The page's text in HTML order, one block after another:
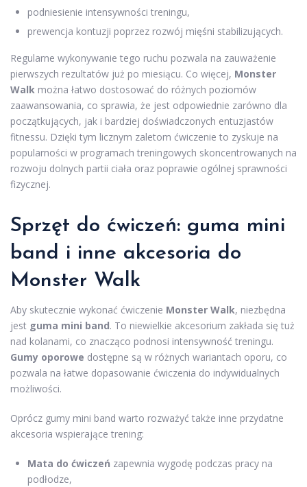
podniesienie intensywności treningu,
prewencja kontuzji poprzez rozwój mięśni stabilizujących.
Regularne wykonywanie tego ruchu pozwala na zauważenie
pierwszych rezultatów już po miesiącu. Co więcej, Monster
Walk można łatwo dostosować do różnych poziomów
zaawansowania, co sprawia, że jest odpowiednie zarówno dla
początkujących, jak i bardziej doświadczonych entuzjastów
fitnessu. Dzięki tym licznym zaletom ćwiczenie to zyskuje na
popularności w programach treningowych skoncentrowanych na
rozwoju dolnych partii ciała oraz poprawie ogólnej sprawności
fizycznej.
Sprzęt do ćwiczeń: guma mini
band i inne akcesoria do
Monster Walk
Aby skutecznie wykonać ćwiczenie Monster Walk, niezbędna
jest guma mini band. To niewielkie akcesorium zakłada się tuż
nad kolanami, co znacząco podnosi intensywność treningu.
Gumy oporowe dostępne są w różnych wariantach oporu, co
pozwala na łatwe dopasowanie ćwiczenia do indywidualnych
możliwości.
Oprócz gumy mini band warto rozważyć także inne przydatne
akcesoria wspierające trening:
Mata do ćwiczeń zapewnia wygodę podczas pracy na
podłodze,